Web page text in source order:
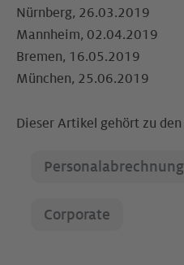
Nürnberg, 26.03.2019
Mannheim, 02.04.2019
Bremen, 16.05.2019
München, 25.06.2019
Dieser Artikel gehört zu den
Personalabrechnung
Corporate